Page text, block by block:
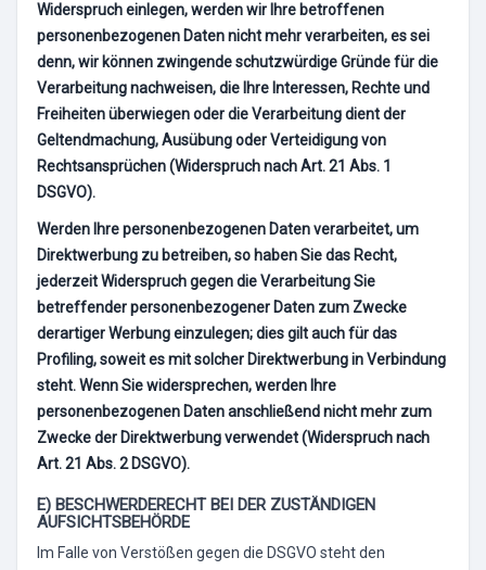
Widerspruch einlegen, werden wir Ihre betroffenen
personenbezogenen Daten nicht mehr verarbeiten, es sei
denn, wir können zwingende schutzwürdige Gründe für die
Verarbeitung nachweisen, die Ihre Interessen, Rechte und
Freiheiten überwiegen oder die Verarbeitung dient der
Geltendmachung, Ausübung oder Verteidigung von
Rechtsansprüchen (Widerspruch nach Art. 21 Abs. 1
DSGVO).
Werden Ihre personenbezogenen Daten verarbeitet, um
Direktwerbung zu betreiben, so haben Sie das Recht,
jederzeit Widerspruch gegen die Verarbeitung Sie
betreffender personenbezogener Daten zum Zwecke
derartiger Werbung einzulegen; dies gilt auch für das
Profiling, soweit es mit solcher Direktwerbung in Verbindung
steht. Wenn Sie widersprechen, werden Ihre
personenbezogenen Daten anschließend nicht mehr zum
Zwecke der Direktwerbung verwendet (Widerspruch nach
Art. 21 Abs. 2 DSGVO).
E) BESCHWERDERECHT BEI DER ZUSTÄNDIGEN
AUFSICHTSBEHÖRDE
Im Falle von Verstößen gegen die DSGVO steht den